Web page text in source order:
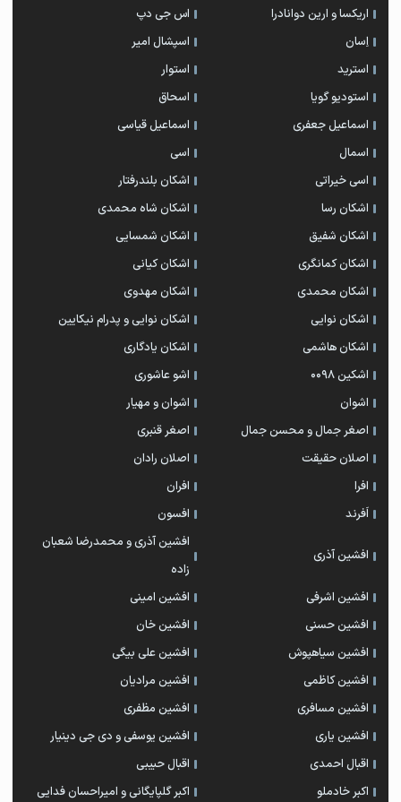
اریکسا و ارین دوانادرا
اس جی دپ
اِسان
اسپشال امیر
استرید
استوار
استودیو گویا
اسحاق
اسماعیل جعفری
اسماعیل قیاسی
اسمال
اسی
اسی خیراتی
اشکان بلندرفتار
اشکان رسا
اشکان شاه محمدی
اشکان شفیق
اشکان شمسایی
اشکان‌ کمانگری
اشکان کیانی
اشکان محمدی
اشکان مهدوی
اشکان نوایی
اشکان نوایی و پدرام نیکایین
اشکان هاشمی
اشکان یادگاری
اشکین ۰۰۹۸
اشو عاشوری
اشوان
اشوان و مهیار
اصغر جمال و محسن جمال
اصغر قنبری
اصلان حقیقت
اصلان رادان
افرا
افران
اَفرند
افسون
افشین آذری
افشین آذری و محمدرضا شعبان
زاده
افشین اشرفی
افشین امینی
افشین حسنی
افشین خان
افشین سیاهپوش
افشین علی بیگی
افشین کاظمی
افشین مرادیان
افشین مسافری
افشین مظفری
افشین یاری
افشین یوسفی و دی جی دینیار
اقبال احمدی
اقبال حبیبی
اکبر خادملو
اکبر گلپایگانی و امیراحسان فدایی